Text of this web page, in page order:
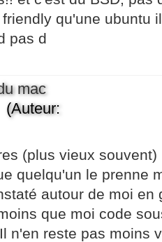
qu'une ubuntu
pas d
mac
(plus vieux
quelqu'un le prenne
autour de moi en
que moi code
n'en reste pas moins